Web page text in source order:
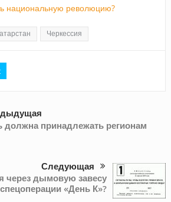
национальную революцию?
Черкессия
должна принадлежать регионам
Следующая
через дымовую завесу
спецоперации «День К»?